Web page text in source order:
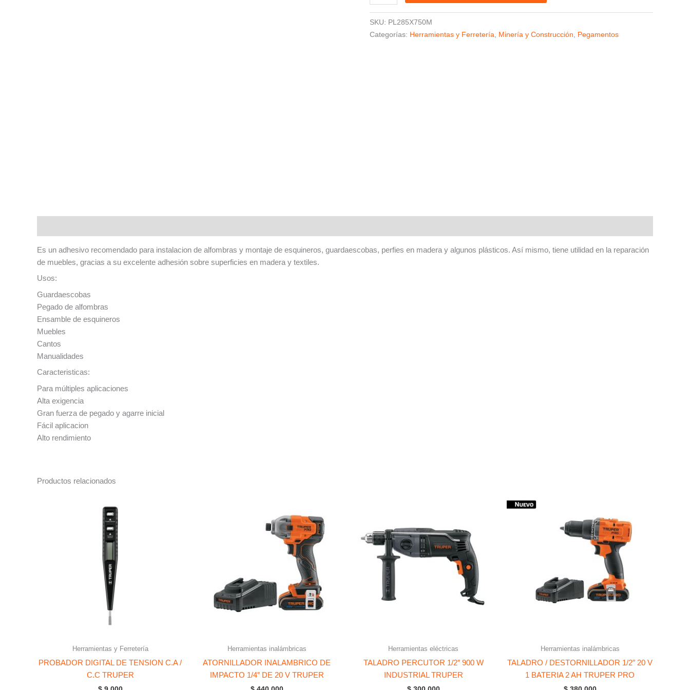
SKU: PL285X750M
Categorías: Herramientas y Ferretería Minería y Construcción Pegamentos
Es un adhesivo recomendado para instalacion de alfombras y montaje de esquineros, guardaescobas, perfies en madera y algunos plásticos. Así mismo, tiene utilidad en la reparación
de muebles, gracias a su excelente adhesión sobre superficies en madera y textiles.
Usos:
Guardaescobas
Pegado de alfombras
Ensamble de esquineros
Muebles
Cantos
Manualidades
Caracteristicas:
Para múltiples aplicaciones
Alta exigencia
Gran fuerza de pegado y agarre inicial
Fácil aplicacion
Alto rendimiento
Productos relacionados
Herramientas y Ferretería
PROBADOR DIGITAL DE TENSION C.A /
C.C TRUPER
Herramientas inalámbricas
ATORNILLADOR INALAMBRICO DE
IMPACTO 1/4″ DE 20 V TRUPER
Herramientas eléctricas
TALADRO PERCUTOR 1/2″ 900 W
INDUSTRIAL TRUPER
Herramientas inalámbricas
TALADRO / DESTORNILLADOR 1/2″ 20 V
1 BATERIA 2 AH TRUPER PRO